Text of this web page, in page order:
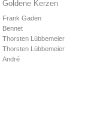
Goldene Kerzen
Frank Gaden
Bennet
Thorsten Lübbemeier
Thorsten Lübbemeier
André